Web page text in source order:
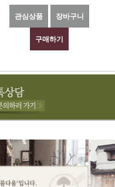
관심상품 장바구니
구매하기